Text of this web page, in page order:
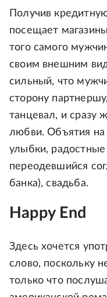
Получив
посещает
того самого
своим внешним
сильный, что
сторону
танцевал, и сразу
любви. Объятия на
улыбки, радостные
переодевшийся
банка), свадьба.
Happy End
Здесь хочется
слово, поскольку
только что